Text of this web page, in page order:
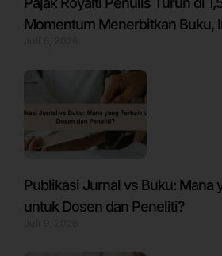
Momentum Menerbitkan Buku,
Publikasi Jurnal vs Buku: Mana
untuk Dosen dan Peneliti?